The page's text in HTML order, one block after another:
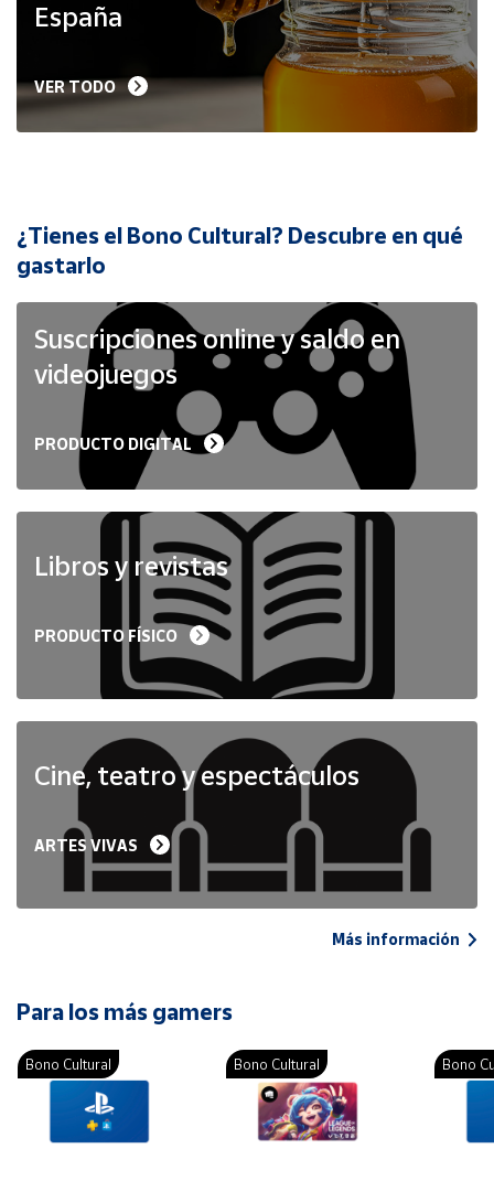
Mapa de
Hazte
vendedor
Cuenta
Ubicación
Península
Baleares
Melilla
España
VER TODO
¿Tienes el Bono Cultural? Descubre en qué
gastarlo
Suscripciones online y saldo en
videojuegos
PRODUCTO DIGITAL
Libros y revistas
PRODUCTO FÍSICO
Cine, teatro y espectáculos
ARTES VIVAS
Más información
Para los más gamers
Bono Cultural Bono Cultural Bono